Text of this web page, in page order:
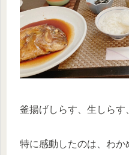
釜揚げしらす、生しらす
特に感動したのは、わか